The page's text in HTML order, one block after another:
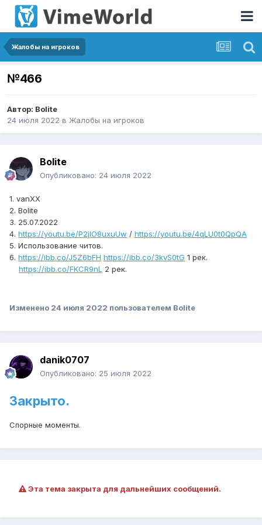
Жалобы на игроков
№466
Автор: Bolite
24 июля 2022 в Жалобы на игроков
Bolite
Опубликовано: 24 июля 2022
1. vanXX
2. Bolite
3. 25.07.2022
4. https://youtu.be/P2jlO8uxuUw / https://youtu.be/4qLU0t0QpQA
5. Использование читов.
6. https://ibb.co/J5Z6bFH https://ibb.co/3kvS0tG 1 рек.
https://ibb.co/FKCR9nL 2 рек.
Изменено 24 июля 2022 пользователем Bolite
danik0707
Опубликовано: 25 июля 2022
Закрыто.
Спорные моменты.
Эта тема закрыта для дальнейших сообщений.